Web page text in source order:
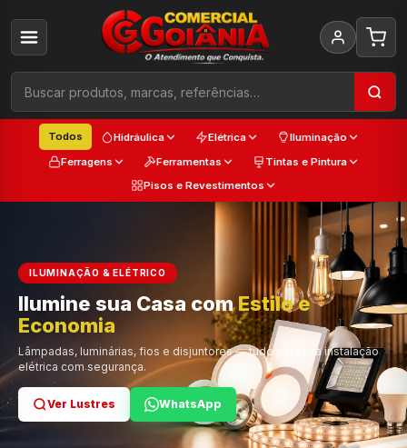
Todos Hidráulica Elétrica
Iluminação
Ferragens
Ferramentas
Tintas e Pintura
Pisos e Revestimentos
ILUMINAÇÃO & ELÉTRICO
Ilumine sua Casa comEstilo e
Economia
Lâmpadas, luminárias, fios e disjuntores — tudo para sua instalação
elétrica com segurança.
Ver Lustres WhatsApp
Cada
Trabalho
Ver Ferramentas WhatsApp
Cor e Qualidade
Ver Tintas WhatsApp